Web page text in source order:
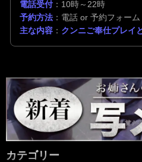
電話受付：10時～22時
予約方法 ：電話 or 予約フォーム
主な内容 ： クンニご奉仕プレイ
カテゴリー